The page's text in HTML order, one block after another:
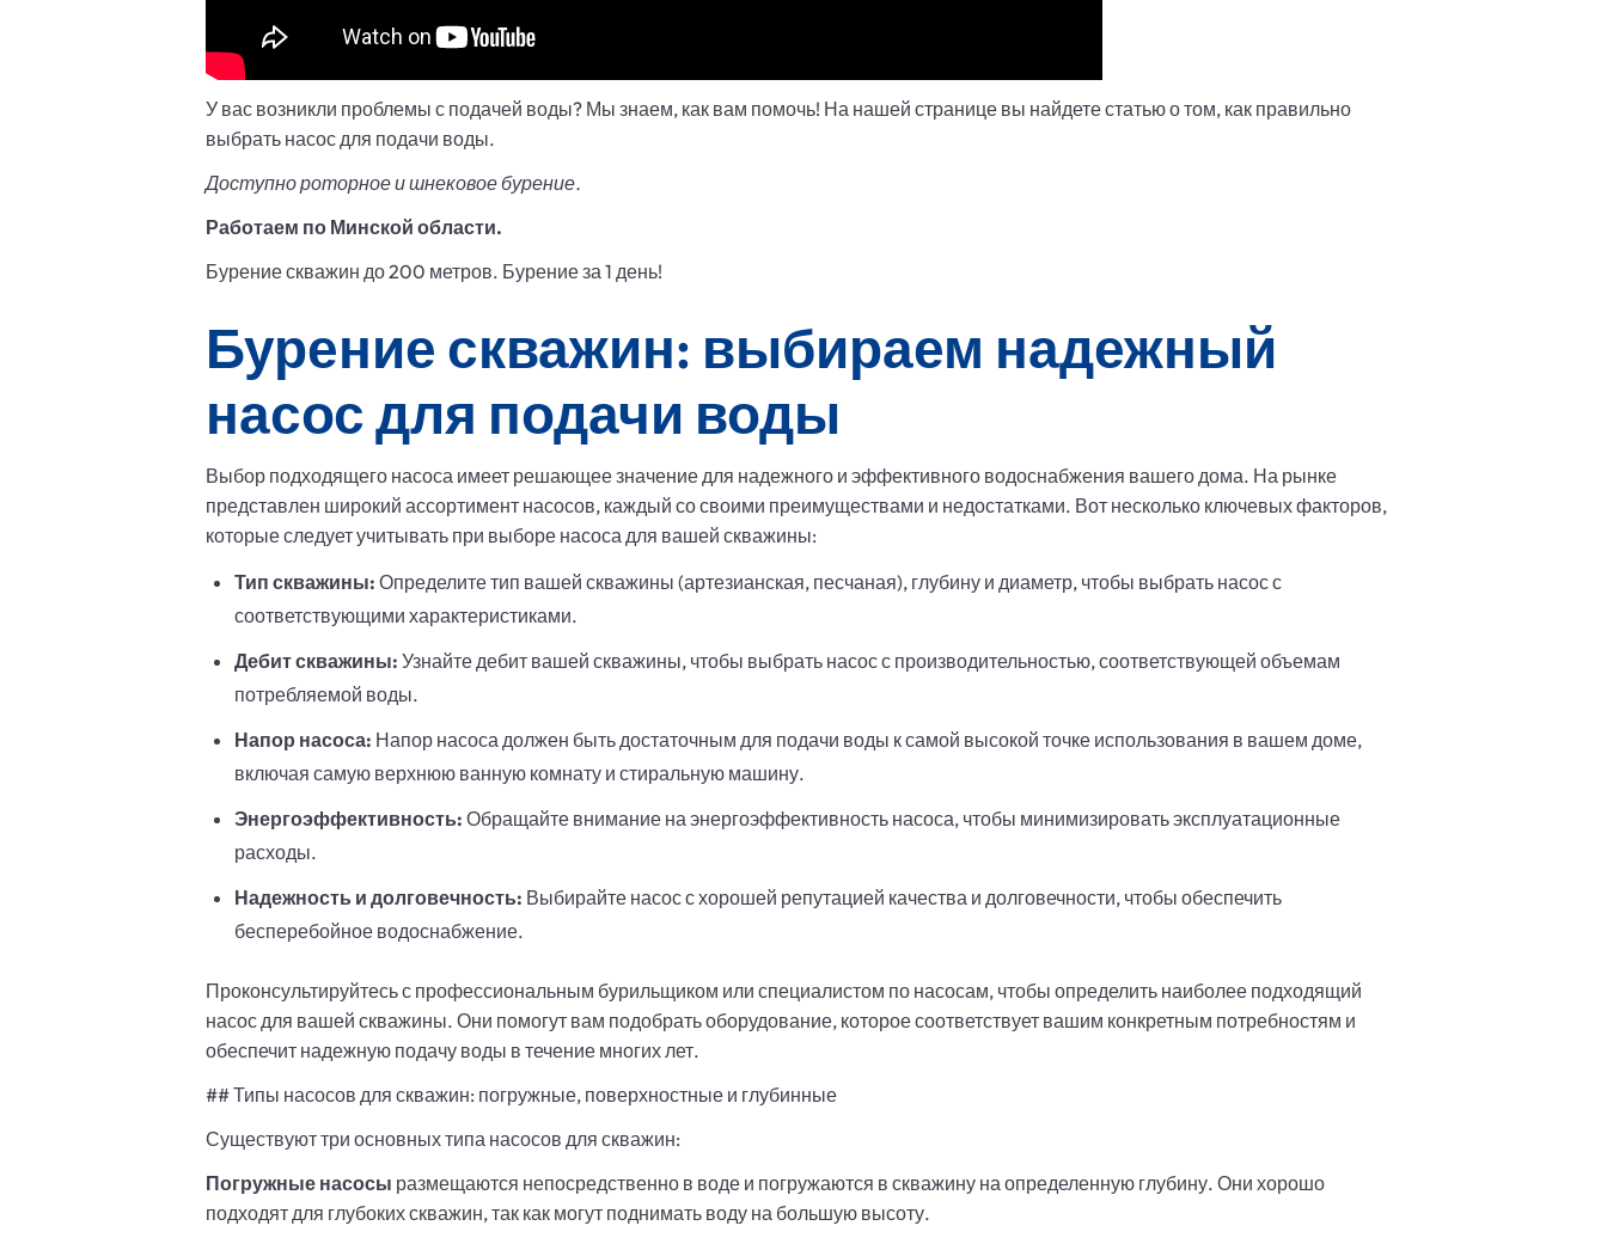
У вас возникли проблемы с подачей воды? Мы знаем, как вам помочь! На нашей странице вы найдете статью о том, как правильно
выбрать насос для подачи воды.
Доступно роторное и шнековое бурение.
Работаем по Минской области.
Бурение скважин до 200 метров. Бурение за 1 день!
Бурение скважин: выбираем надежный
насос для подачи воды
Выбор подходящего насоса имеет решающее значение для надежного и эффективного водоснабжения вашего дома. На рынке
представлен широкий ассортимент насосов, каждый со своими преимуществами и недостатками. Вот несколько ключевых факторов,
которые следует учитывать при выборе насоса для вашей скважины:
Тип скважины: Определите тип вашей скважины (артезианская, песчаная), глубину и диаметр, чтобы выбрать насос с
соответствующими характеристиками.
Дебит скважины: Узнайте дебит вашей скважины, чтобы выбрать насос с производительностью, соответствующей объемам
потребляемой воды.
Напор насоса: Напор насоса должен быть достаточным для подачи воды к самой высокой точке использования в вашем доме,
включая самую верхнюю ванную комнату и стиральную машину.
Энергоэффективность: Обращайте внимание на энергоэффективность насоса, чтобы минимизировать эксплуатационные
расходы.
Надежность и долговечность: Выбирайте насос с хорошей репутацией качества и долговечности, чтобы обеспечить
бесперебойное водоснабжение.
Проконсультируйтесь с профессиональным бурильщиком или специалистом по насосам, чтобы определить наиболее подходящий
насос для вашей скважины. Они помогут вам подобрать оборудование, которое соответствует вашим конкретным потребностям и
обеспечит надежную подачу воды в течение многих лет.
## Типы насосов для скважин: погружные, поверхностные и глубинные
Существуют три основных типа насосов для скважин:
Погружные насосы размещаются непосредственно в воде и погружаются в скважину на определенную глубину. Они хорошо
подходят для глубоких скважин, так как могут поднимать воду на большую высоту.